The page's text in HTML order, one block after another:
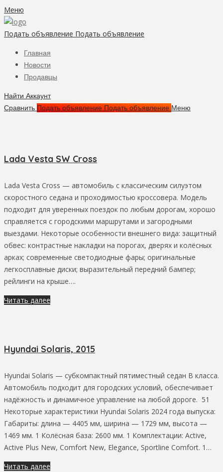
Меню
Подать объявление Подать объявление
Главная
Новости
Продавцы
Найти Аккаунт
Сравнить Подать объявление Подать объявление Меню
Lada Vesta SW Cross
Lada Vesta Cross — автомобиль с классическим силуэтом
скоростного седана и проходимостью кроссовера. Модель
подходит для уверенных поездок по любым дорогам, хорошо
справляется с городскими маршрутами и загородными
выездами. Некоторые особенности внешнего вида: защитный
обвес: контрастные накладки на порогах, дверях и колёсных
арках; современные светодиодные фары; оригинальные
легкосплавные диски; выразительный передний бампер;
рейлинги на крыше….
Читать далее
Hyundai Solaris, 2015
Hyundai Solaris — субкомпактный пятиместный седан B класса.
Автомобиль подходит для городских условий, обеспечивает
надёжность и динамичное управление на любой дороге. 51
Некоторые характеристики Hyundai Solaris 2024 года выпуска:
Габариты: длина — 4405 мм, ширина — 1729 мм, высота —
1469 мм. 1 Колёсная база: 2600 мм. 1 Комплектации: Active,
Active Plus New, Comfort New, Elegance, Sportline Comfort. 1…
Читать далее